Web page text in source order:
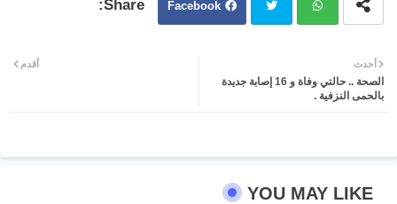
Facebook
ter atsa
أحدث
الصحة .. حالتي وفاة و 16 إصابة جديدة
بالحمى النزفية .
أقدم
YOU MAY LIKE